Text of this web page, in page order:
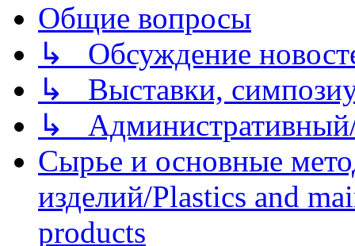
Общие вопросы
↳ Обсуждение
↳ Выставки,
↳
Сырье и основные
изделий/Plastics and
products